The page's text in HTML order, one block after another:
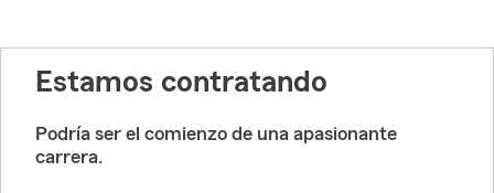
Estamos contratando
Podría ser el comienzo de una apasionante
carrera.